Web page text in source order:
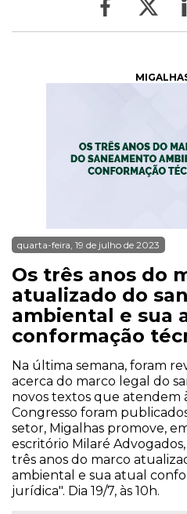
quarta-feira, 19 de julho de 2023
Os três anos do
atualizado do
ambiental e sua
conformação
Na última semana, foram
acerca do marco legal do
novos textos que atendem
Congresso foram
setor, Migalhas promove,
escritório Milaré
três anos do marco
ambiental e sua atual
jurídica". Dia 19/7, às 10h.